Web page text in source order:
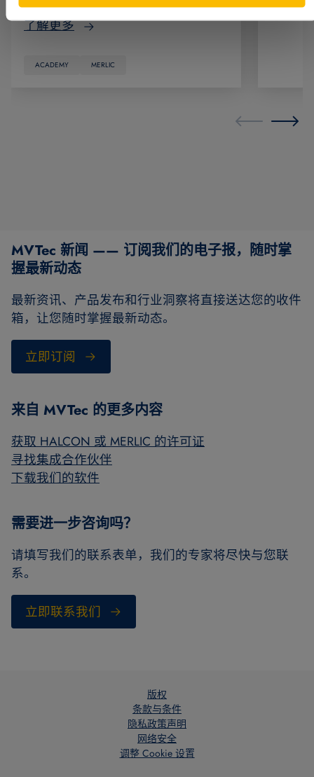
了解更多
ACADEMY MERLIC
MVTec 新闻 —— 订阅我们的电子报，随时掌
握最新动态
最新资讯、产品发布和行业洞察将直接送达您的收件
箱，让您随时掌握最新动态。
立即订阅
来自 MVTec 的更多内容
获取 HALCON 或 MERLIC 的许可证
寻找集成合作伙伴
下载我们的软件
需要进一步咨询吗？
请填写我们的联系表单，我们的专家将尽快与您联
系。
立即联系我们
版权
条款与条件
隐私政策声明
网络安全
调整 Cookie 设置